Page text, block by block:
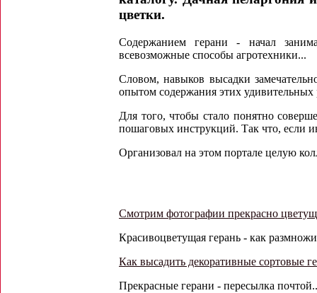
цветки.
Содержанием герани - начал
всевозможные способы агротехники...
Словом, навыков высадки
опытом содержания этих удивительных
Для того, чтобы стало понятно
пошаговых инструкций. Так что, если
Организовал на этом портале целую
Смотрим фотографии прекрасно
Красивоцветущая герань - как
Как высадить декоративные сортовые
Прекрасные герани - пересылка